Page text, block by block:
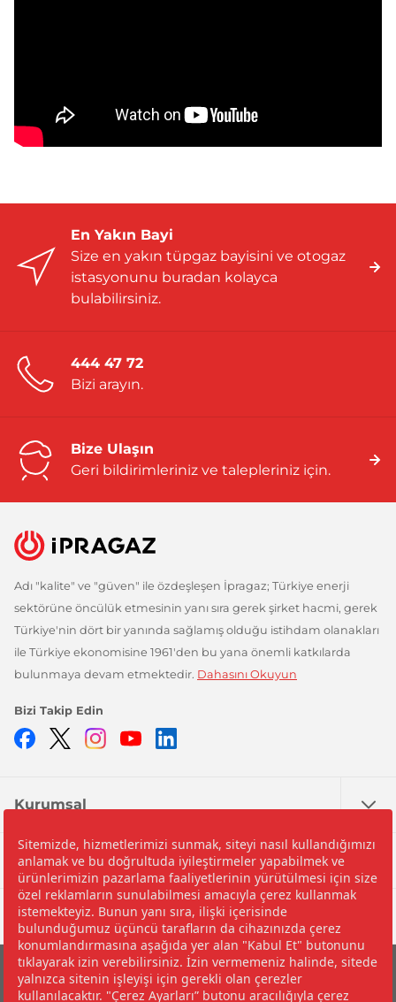
En Yakın Bayi
Size en yakın tüpgaz bayisini ve otogaz
istasyonunu buradan kolayca
bulabilirsiniz.
444 47 72
Bizi arayın.
Bize Ulaşın
Geri bildirimleriniz ve talepleriniz için.
Adı "kalite" ve "güven" ile özdeşleşen İpragaz; Türkiye enerji
sektörüne öncülük etmesinin yanı sıra gerek şirket hacmi, gerek
Türkiye'nin dört bir yanında sağlamış olduğu istihdam olanakları
ile Türkiye ekonomisine 1961'den bu yana önemli katkılarda
bulunmaya devam etmektedir. Dahasını Okuyun
Bizi Takip Edin
Facebook
TwitterInstagramYouTube
Kurumsal
Nedir?
Yardım
©2026 İpragaz A.Ş.